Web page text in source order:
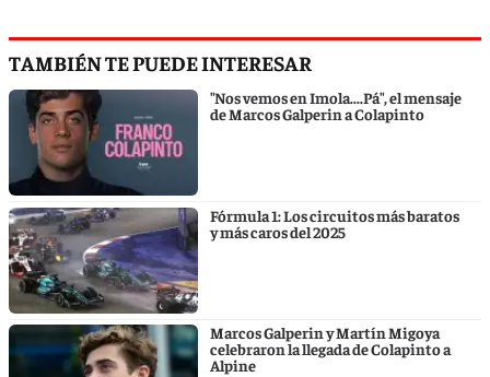
TAMBIÉN TE PUEDE INTERESAR
"Nos vemos en Imola....Pá", el mensaje
de Marcos Galperin a Colapinto
Fórmula 1: Los circuitos más baratos
y más caros del 2025
Marcos Galperin y Martín Migoya
celebraron la llegada de Colapinto a
Alpine